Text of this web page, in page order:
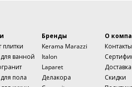
плитки
ванной
пола
Бренды
Kerama Marazzi
Italon
Laparet
Делакора
О
Контакты
Скидки